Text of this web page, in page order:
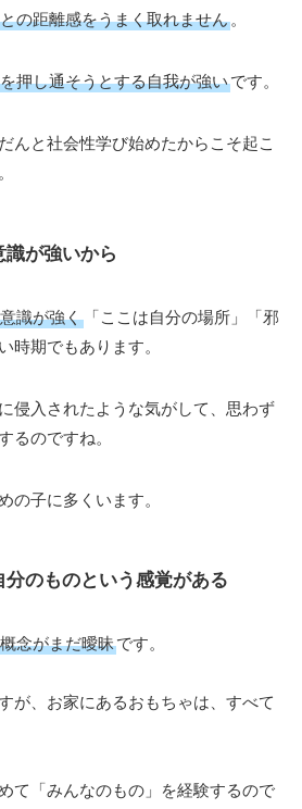
の距離感をうまく取れません。
押し通そうとする自我が強いです。
んと社会性学び始めたからこそ起こ
が強いから
識が強く「ここは自分の場所」「邪
時期でもあります。
侵入されたような気がして、思わず
るのですね。
の子に多くいます。
のものという感覚がある
念がまだ曖昧です。
が、お家にあるおもちゃは、すべて
て「みんなのもの」を経験するので